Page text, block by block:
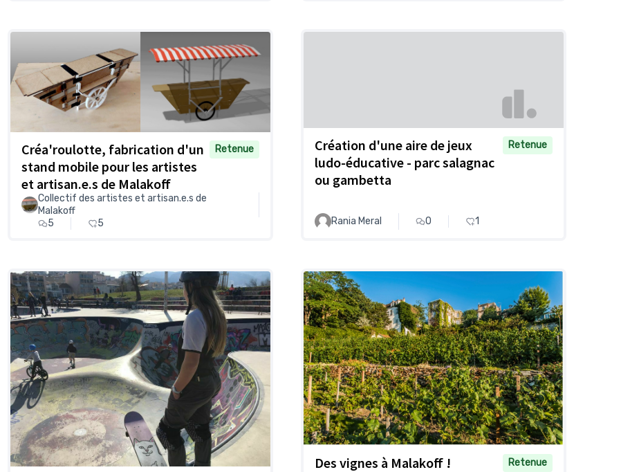
Créa'roulotte, fabrication d'un
stand mobile pour les artistes
et artisan.e.s de Malakoff
Retenue
Collectif des artistes et artisan.e.s de
Malakoff
5
5
Création d'une aire de jeux
ludo-éducative - parc salagnac
ou gambetta
Retenue
Rania Meral 0 1
Des vignes à Malakoff ! Retenue